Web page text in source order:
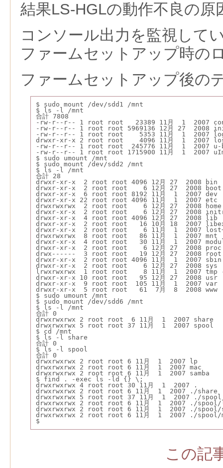
結果LS-HGLの動作不良の
コンソール出力を監視して
ファームセットアップ時の
ファームセットアップ後の
$ sudo mount /dev/sdd1 /mnt
$ ls -l /mnt
合計 7808
-rw-r--r-- 1 root root   23389 11月  1  2007
-rw-r--r-- 1 root root 5969136 12月 27  2008
-rw-r--r-- 1 root root    5353 11月  1  2007
drwxr-xr-x 2 root root    4096 11月  1  2007
-rw-r--r-- 1 root root  245776 11月  1  2007
-rw-r--r-- 1 root root 1715900 11月  1  2007
$ sudo umount /mnt
$ sudo mount /dev/sdd2 /mnt
$ ls -l /mnt
合計 28
drwxr-xr-x  2 root root 4096 12月 27  2008 bin
drwxr-xr-x  2 root root    6 12月 27  2008 boot
drwxr-xr-x  6 root root 8192 11月  1  2007 dev
drwxr-xr-x 22 root root 4096 11月  1  2007 etc
drwxrwxrwx  2 root root    6 12月 27  2008 home
drwxr-xr-x  2 root root    6 12月 27  2008
drwxr-xr-x  4 root root 4096 12月 27  2008 lib
drwxr-xr-x  2 root root   16 10月 18  2007
drwxr-xr-x  2 root root    6 11月  1  2007
drwxrwxrwx  8 root root   86 11月  1  2007 mnt
drwxr-xr-x  4 root root   30 11月  1  2007
drwxr-xr-x  2 root root    6 12月 27  2008 proc
drwx------  3 root root   19 12月 27  2008 root
drwxr-xr-x  2 root root 4096 11月  1  2007 sbin
drwxr-xr-x  2 root root    6 12月 27  2008 sys
lrwxrwxrwx  1 root root    8 11月  1  2007 tmp
drwxr-xr-x 10 root root   95 12月 27  2008 usr
drwxr-xr-x  9 root root  105 11月  1  2007 var
drwxr-xr-x  5 root root   61  7月  8  2008 www
$ sudo umount /mnt
$ sudo mount /dev/sdd6 /mnt
$ ls -l /mnt
合計 0
drwxrwxrwx 2 root root  6 11月  1  2007 share
drwxrwxrwx 5 root root 37 11月  1  2007 spool
$ cd /mnt
$ ls -l share
合計 0
$ ls -l spool
合計 0
drwxrwxrwx 2 root root 6 11月  1  2007 lp
drwxrwxrwx 2 root root 6 11月  1  2007 mac
drwxrwxrwx 2 root root 6 11月  1  2007 samba
$ find . -exec ls -ld {} \;
drwxrwxrwx 4 root root 30 11月  1  2007 .
drwxrwxrwx 2 root root 6 11月  1  2007 ./share
drwxrwxrwx 5 root root 37 11月  1  2007 ./spool
drwxrwxrwx 2 root root 6 11月  1  2007 ./
drwxrwxrwx 2 root root 6 11月  1  2007 ./spool/
drwxrwxrwx 2 root root 6 11月  1  2007 ./spool/
$
この記